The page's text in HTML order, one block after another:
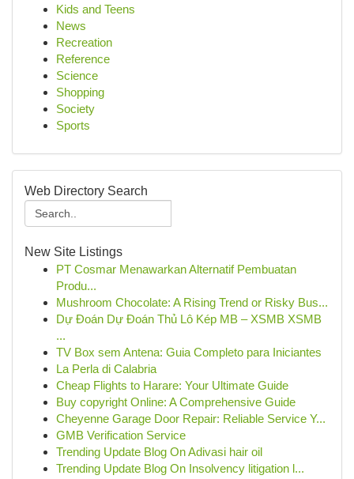
Kids and Teens
News
Recreation
Reference
Science
Shopping
Society
Sports
Web Directory Search
New Site Listings
PT Cosmar Menawarkan Alternatif Pembuatan
Produ...
Mushroom Chocolate: A Rising Trend or Risky Bus...
Dự Đoán Dự Đoán Thủ Lô Kép MB – XSMB XSMB
...
TV Box sem Antena: Guia Completo para Iniciantes
La Perla di Calabria
Cheap Flights to Harare: Your Ultimate Guide
Buy copyright Online: A Comprehensive Guide
Cheyenne Garage Door Repair: Reliable Service Y...
GMB Verification Service
Trending Update Blog On Adivasi hair oil
Trending Update Blog On Insolvency litigation l...